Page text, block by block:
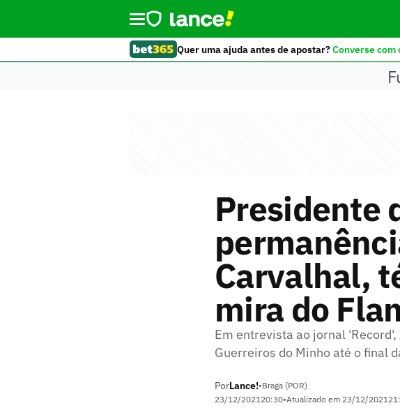
Quer uma ajuda antes de apostar?Converse com
Presidente
Carvalhal,
mira do
Em entrevista ao jornal
Guerreiros do Minho até o final
PorLance!•Braga (POR)
23/12/202120:30•Atualizado em 23/12/2021